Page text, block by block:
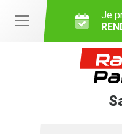
Je